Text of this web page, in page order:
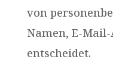
von
Namen, E-Mail-
entscheidet.